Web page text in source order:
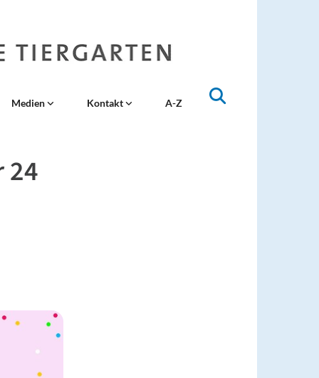
Medien Kontakt A-Z
24